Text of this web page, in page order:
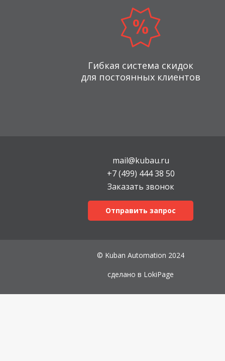
Гибкая система скидок
для постоянных клиентов
mail@kubau.ru
+7 (499) 444 38 50
Заказать звонок
Отправить запрос
© Kuban Automation 2024
сделано в LokiPage